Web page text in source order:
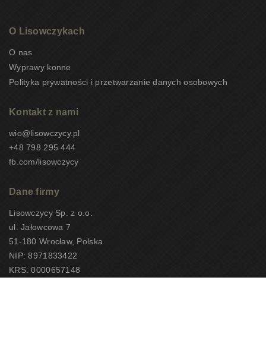
O Lisowczykach
O nas
Wyprawy konne
Polityka prywatności i przetwarzanie danych osobowych
Kontakt z nami
wio@lisowczycy.pl
+48 798 295 444
fb.com/lisowczycy
Dane firmy
Lisowczycy Sp. z o.o.
ul. Jałowcowa 7
51-180 Wrocław, Polska
NIP: 8971833422
KRS: 0000657148